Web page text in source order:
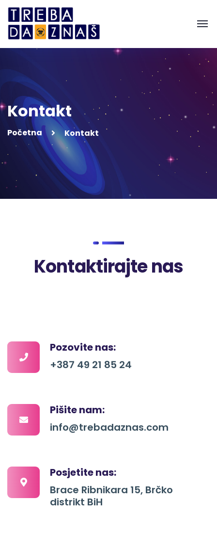
Kontakt
Početna Kontakt
Kontaktirajte nas
Pozovite nas:
+387 49 21 85 24
Pišite nam:
info@trebadaznas.com
Posjetite nas:
Brace Ribnikara 15, Brčko
distrikt BiH